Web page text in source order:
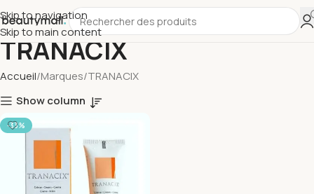
Skip to navigation
Skip to main content
TRANACIX
Accueil Marques TRANACIX
Show column
-33%